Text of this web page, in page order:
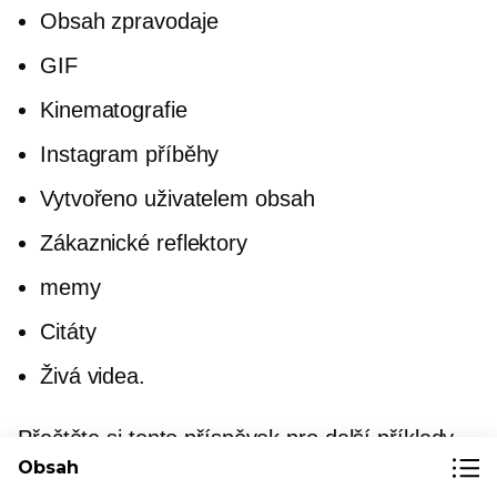
Obsah zpravodaje
GIF
Kinematografie
Instagram příběhy
Vytvořeno uživatelem obsah
Zákaznické reflektory
memy
Citáty
Živá videa.
Přečtěte si tento příspěvek pro další příklady
digitálního obsahu:
Obsah